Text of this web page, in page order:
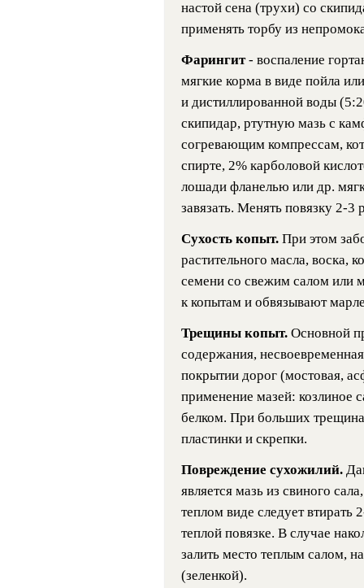
настой сена (трухи) со
применять торбу из
Фарингит- воспаление
мягкие корма в виде пойла
и дистиллированной воды
скипидар, ртутную мазь с
согревающим компрессам,
спирте, 2% карболовой
лошади фланелью или др.
завязать. Менять повязку 2-3
Сухость копыт. При этом
растительного масла, воска,
семени со свежим салом или
к копытам и обвязывают
Трещины копыт. Основной
содержания,
покрытии дорог (мостовая,
применение мазей: козлиное
белком. При больших
пластинки и скрепки.
Повреждение сухожилий.
является мазь из свиного
теплом виде следует втирать
теплой повязке. В случае
залить место теплым салом,
(зе­ленкой).